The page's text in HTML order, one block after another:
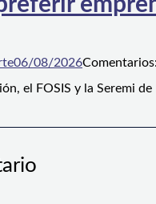
06/08/2026Comentarios:
el FOSIS y la Seremi